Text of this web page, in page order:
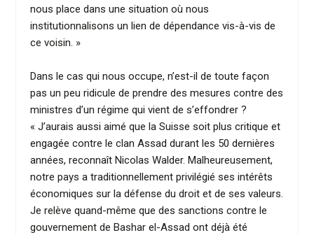
nous place dans une situation où nous
institutionnalisons un lien de dépendance vis-à-vis de
ce voisin. »
Dans le cas qui nous occupe, n’est-il de toute façon
pas un peu ridicule de prendre des mesures contre des
ministres d’un régime qui vient de s’effondrer ?
« J’aurais aussi aimé que la Suisse soit plus critique et
engagée contre le clan Assad durant les 50 dernières
années, reconnaît Nicolas Walder. Malheureusement,
notre pays a traditionnellement privilégié ses intérêts
économiques sur la défense du droit et de ses valeurs.
Je relève quand-même que des sanctions contre le
gouvernement de Bashar el-Assad ont déjà été